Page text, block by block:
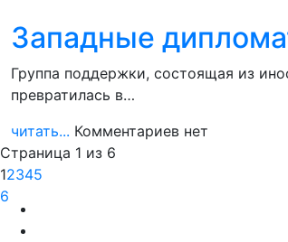
Западные
Группа поддержки, состоящая из
превратилась в…
читать... Комментариев нет
Страница 1 из 6
12345
6